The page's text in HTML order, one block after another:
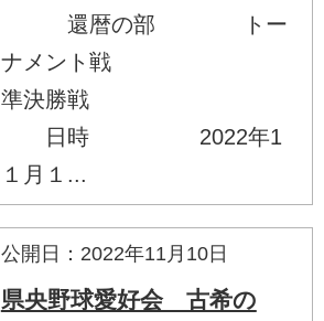
還暦の部 トー
ナメント戦
準決勝戦
日時 2022年1
１月１...
公開日：2022年11月10日
県央野球愛好会 古希の